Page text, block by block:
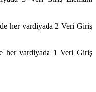
her vardiyada 2 Veri Giriş
her vardiyada 1 Veri Giriş